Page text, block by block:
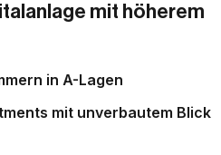
mit höherem
in A-Lagen
mit unverbautem Blick